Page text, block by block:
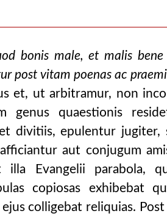
bonis male, et malis
post vitam poenas ac
et, ut arbitramur, non
genus quaestionis
divitiis, epulentur jugiter,
aut conjugum
illa Evangelii parabola,
copiosas exhibebat
colligebat reliquias.